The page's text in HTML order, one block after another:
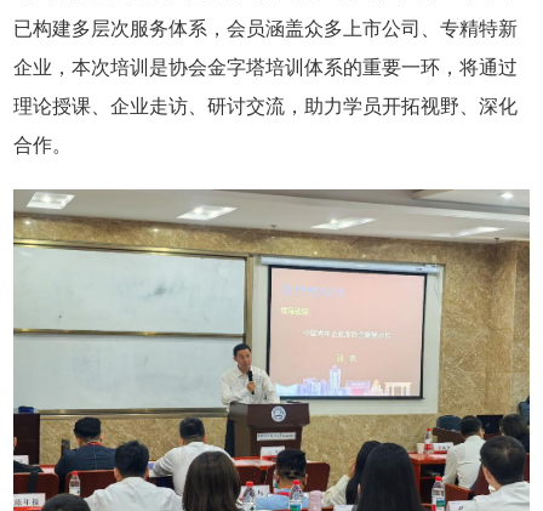
已构建多层次服务体系，会员涵盖众多上市公司、专精特新
企业，本次培训是协会金字塔培训体系的重要一环，将通过
理论授课、企业走访、研讨交流，助力学员开拓视野、深化
合作。